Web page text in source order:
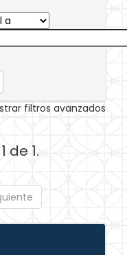
filtros avanzados
de 1.